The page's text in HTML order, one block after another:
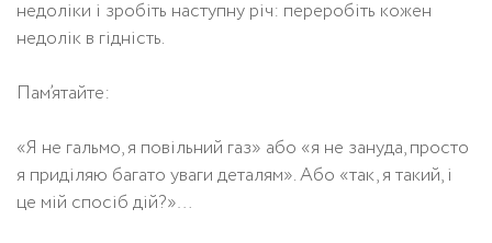
недоліки і зробіть наступну річ: переробіть кожен
недолік в гідність.
Пам’ятайте:
«Я не гальмо, я повільний газ» або «я не зануда, просто
я приділяю багато уваги деталям». Або «так, я такий, і
це мій спосіб дій?»…